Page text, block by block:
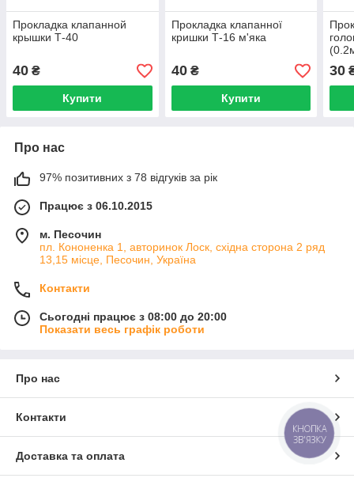
Прокладка клапанной
крышки Т-40
40 ₴
Купити
Прокладка клапанної
кришки Т-16 м'яка
40₴
Купити
30
Про нас
97% позитивних з 78 відгуків за рік
Працює з 06.10.2015
м. Песочин
пл. Кононенка 1, авторинок Лоск, східна сторона 2 ряд
13,15 місце, Песочин, Україна
Контакти
Сьогодні працює з 08:00 до 20:00
Показати весь графік роботи
Про нас
Контакти
Доставка та оплата
КНОПКА
ЗВ'ЯЗКУ